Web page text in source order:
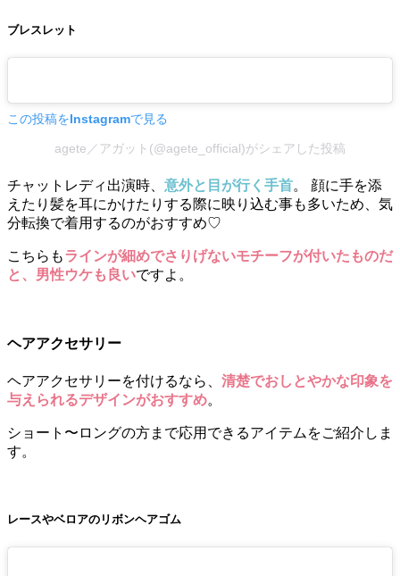
ブレスレット
この投稿をInstagramで見る
agete／アガット(@agete_official)がシェアした投稿
チャットレディ出演時、 意外と目が行く手首。 顔に手を添
えたり髪を耳にかけたりする際に映り込む事も多いため、気
分転換で着用するのがおすすめ♡
こちらもラインが細めでさりげないモチーフが付いたものだ
と、男性ウケも良いですよ。
ヘアアクセサリー
ヘアアクセサリーを付けるなら、 清楚でおしとやかな印象を
与えられるデザインがおすすめ。
ショート〜ロングの方まで応用できるアイテムをご紹介しま
す。
レースやベロアのリボンヘアゴム